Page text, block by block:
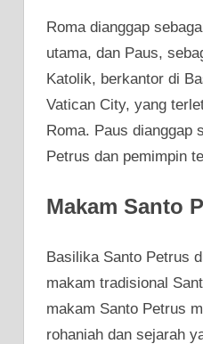
Roma dianggap
utama, dan Paus,
Katolik, berkantor di
Vatican City, yang
Roma. Paus dianggap
Petrus dan pemimpin
Makam Santo
Basilika Santo Petrus
makam tradisional
makam Santo Petrus
rohaniah dan sejarah